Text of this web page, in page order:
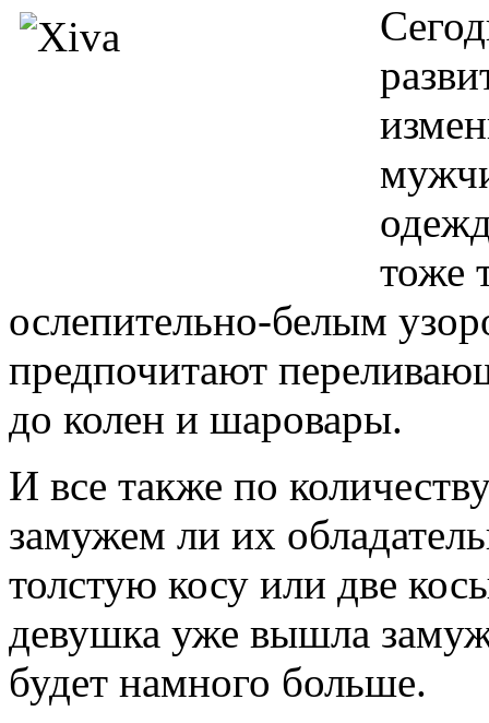
тоже
ослепительно-белым
предпочитают
до колен и шаровары.
И все также по
замужем ли их
толстую косу или две
девушка уже вышла
будет намного больше.